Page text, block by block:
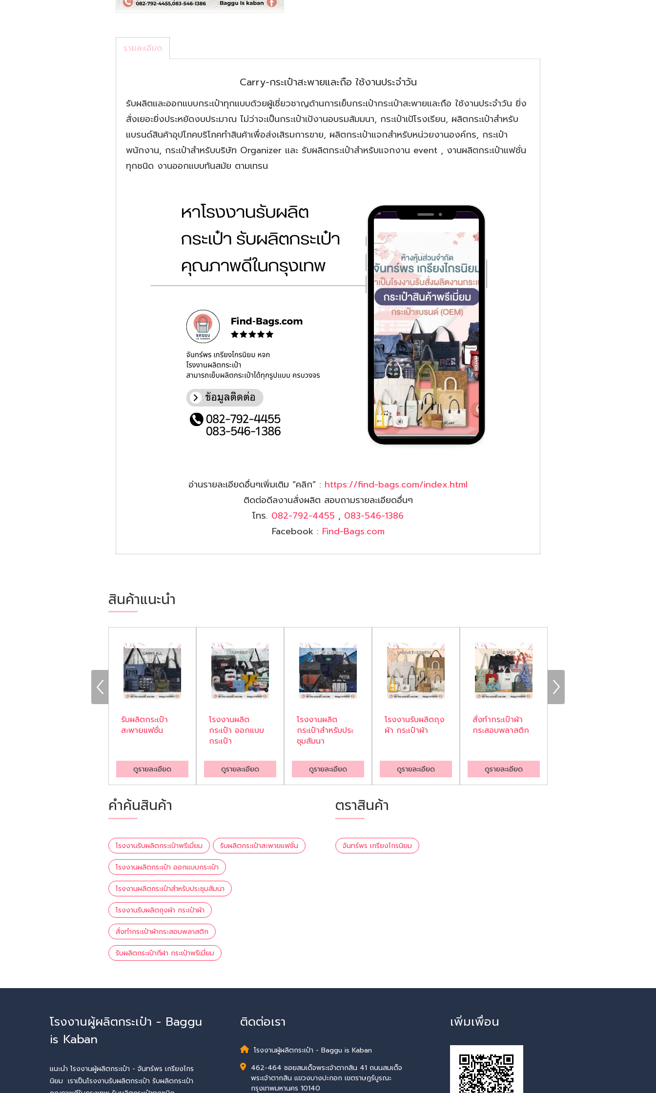
รายละเอียด
Carry-กระเป๋าสะพายและถือ ใช้งานประจำวัน
รับผลิตและออกแบบกระเป๋าทุกแบบด้วยผู้เชี่ยวชาญด้านการเย็บกระเป๋ากระเป๋าสะพายและถือ ใช้งานประจำวัน ยิ่ง
สั่งเยอะยิ่งประหยัดงบประมาณ ไม่ว่าจะเป็นกระเป๋าเป้งานอบรมสัมมนา, กระเป๋าเป้โรงเรียน, ผลิตกระเป๋าสำหรับ
แบรนด์สินค้าอุปโภคบริโภคทำสินค้าเพื่อส่งเสิรมการขาย, ผลิตกระเป๋าแจกสำหรับหน่วยงานองค์กร, กระเป๋า
พนักงาน, กระเป๋าสำหรับบริษัท Organizer และ รับผลิตกระเป๋าสำหรับแจกงาน event , งานผลิตกระเป๋าแฟชั่น
ทุกชนิด งานออกแบบทันสมัย ตามเทรน
อ่านรายละเอียดอื่นๆเพิ่มเติม “คลิก” : https://find-bags.com/index.html
ติดต่อดีลงานสั่งผลิต สอบถามรายละเอียดอื่นๆ
โทร. 082-792-4455 , 083-546-1386
Facebook : Find-Bags.com
สินค้าแนะนำ
รับผลิตกระเป๋า
สะพายแฟชั่น
ดูรายละเอียด
โรงงานผลิต
กระเป๋า ออกแบบ
กระเป๋า
ดูรายละเอียด
โรงงานผลิต
กระเป๋าสำหรับประ
ชุมสัมนา
ดูรายละเอียด
โรงงานรับผลิตถุง
ผ้า กระเป๋าผ้า
ดูรายละเอียด
สั่งทำกระเป๋าผ้า
กระสอบพลาสติก
ดูรายละเอียด
คำค้นสินค้า
โรงงานรับผลิตกระเป๋าพรีเมี่ยม รับผลิตกระเป๋าสะพายแฟชั่น
โรงงานผลิตกระเป๋า ออกแบบกระเป๋า
โรงงานผลิตกระเป๋าสำหรับประชุมสัมนา
โรงงานรับผลิตถุงผ้า กระเป๋าผ้า
สั่งทำกระเป๋าผ้ากระสอบพลาสติก
รับผลิตกระเป๋ากีฬา กระเป๋าพรีเมี่ยม
ตราสินค้า
จันทร์พร เกรียงไกรนิยม
โรงงานผู้ผลิตกระเป๋า - Baggu
is Kaban
แนะนำ โรงงานผู้ผลิตกระเป๋า - จันทร์พร เกรียงไกร
นิยม เราเป็นโรงงานรับผลิตกระเป๋า รับผลิตกระเป๋า
ติดต่อเรา
โรงงานผู้ผลิตกระเป๋า - Baggu is Kaban
462-464 ซอยสมเด็จพระเจ้าตากสิน 41 ถนนสมเด็จ
พระเจ้าตากสิน แขวงบางปะกอก เขตราษฎร์บูรณะ
กรุงเทพมหานคร 10140
เพิ่มเพื่อน